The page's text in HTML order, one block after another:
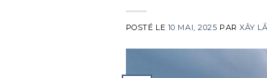
POSTÉ LE 10 MAI, 2025 PARXÂY